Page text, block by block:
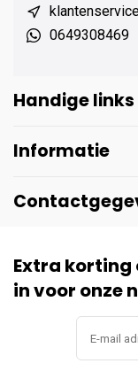
0649308469
Handige links
Informatie
Extra korting
in voor onze